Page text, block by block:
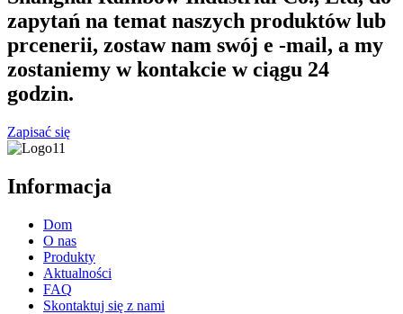
zapytań na temat naszych produktów lub
prcenerii, zostaw nam swój e -mail, a my
zostaniemy w kontakcie w ciągu 24
godzin.
Zapisać się
Informacja
Dom
O nas
Produkty
Aktualności
FAQ
Skontaktuj się z nami